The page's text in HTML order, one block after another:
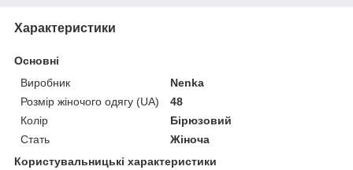
Характеристики
Основні
Виробник
Nenka
Розмір жіночого одягу (UA)
48
Колір
Бірюзовий
Стать
Жіноча
Користувальницькі характеристики